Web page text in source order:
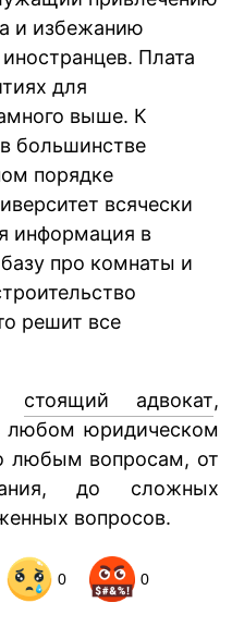
и избежанию
Плата
для
выше. К
большинстве
порядке
всячески
информация в
про комнаты и
решит все
стоящий адвокат,
любом юридическом
любым вопросам, от
до сложных
вопросов.
0 0